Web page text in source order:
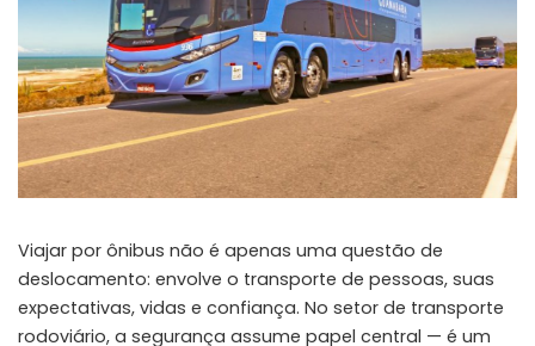
Viajar por ônibus não é apenas uma questão de
deslocamento: envolve o transporte de pessoas, suas
expectativas, vidas e confiança. No setor de transporte
rodoviário, a segurança assume papel central — é um